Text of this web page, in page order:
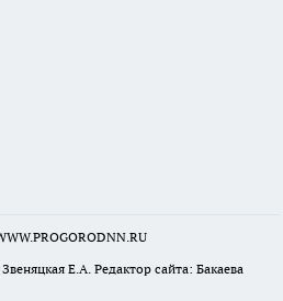
Е.А. Редактор сайта: Бакаева